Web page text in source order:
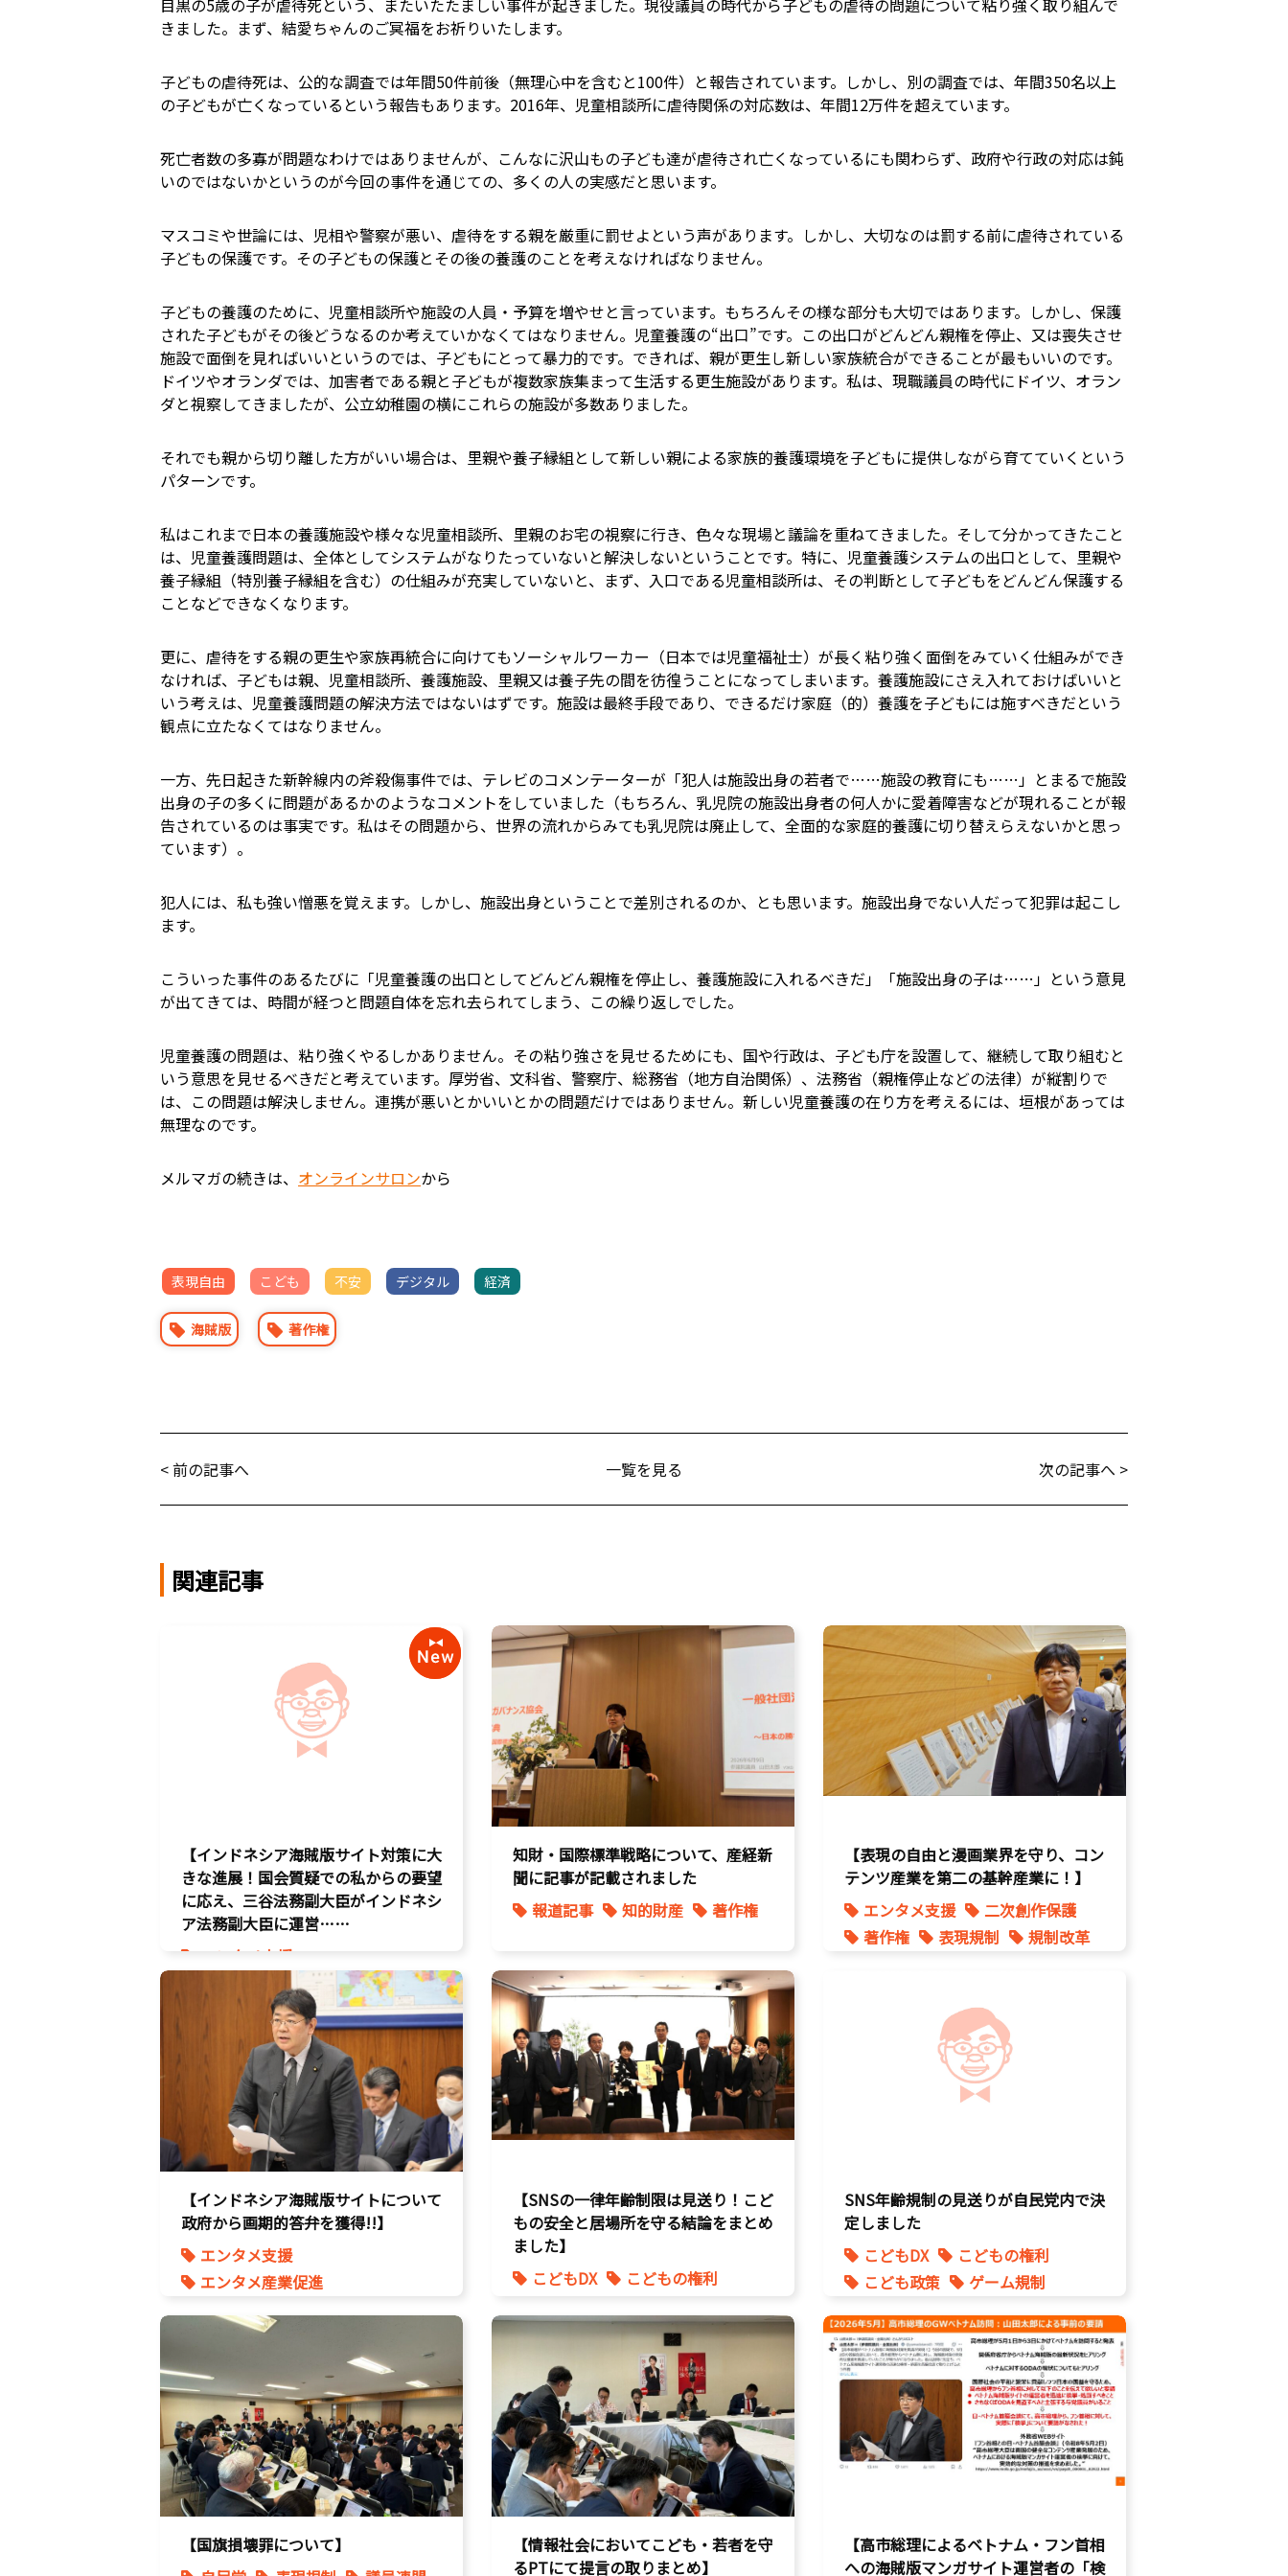
目黒の5歳の子が虐待死という、またいたたましい事件が起きました。現役議員の時代から子どもの虐待の問題について粘り強く取り組んで
きました。まず、結愛ちゃんのご冥福をお祈りいたします。
子どもの虐待死は、公的な調査では年間50件前後（無理心中を含むと100件）と報告されています。しかし、別の調査では、年間350名以上
の子どもが亡くなっているという報告もあります。2016年、児童相談所に虐待関係の対応数は、年間12万件を超えています。
死亡者数の多寡が問題なわけではありませんが、こんなに沢山もの子ども達が虐待され亡くなっているにも関わらず、政府や行政の対応は鈍
いのではないかというのが今回の事件を通じての、多くの人の実感だと思います。
マスコミや世論には、児相や警察が悪い、虐待をする親を厳重に罰せよという声があります。しかし、大切なのは罰する前に虐待されている
子どもの保護です。その子どもの保護とその後の養護のことを考えなければなりません。
子どもの養護のために、児童相談所や施設の人員・予算を増やせと言っています。もちろんその様な部分も大切ではあります。しかし、保護
された子どもがその後どうなるのか考えていかなくてはなりません。児童養護の“出口”です。この出口がどんどん親権を停止、又は喪失させ
施設で面倒を見ればいいというのでは、子どもにとって暴力的です。できれば、親が更生し新しい家族統合ができることが最もいいのです。
ドイツやオランダでは、加害者である親と子どもが複数家族集まって生活する更生施設があります。私は、現職議員の時代にドイツ、オラン
ダと視察してきましたが、公立幼稚園の横にこれらの施設が多数ありました。
それでも親から切り離した方がいい場合は、里親や養子縁組として新しい親による家族的養護環境を子どもに提供しながら育てていくという
パターンです。
私はこれまで日本の養護施設や様々な児童相談所、里親のお宅の視察に行き、色々な現場と議論を重ねてきました。そして分かってきたこと
は、児童養護問題は、全体としてシステムがなりたっていないと解決しないということです。特に、児童養護システムの出口として、里親や
養子縁組（特別養子縁組を含む）の仕組みが充実していないと、まず、入口である児童相談所は、その判断として子どもをどんどん保護する
ことなどできなくなります。
更に、虐待をする親の更生や家族再統合に向けてもソーシャルワーカー（日本では児童福祉士）が長く粘り強く面倒をみていく仕組みができ
なければ、子どもは親、児童相談所、養護施設、里親又は養子先の間を彷徨うことになってしまいます。養護施設にさえ入れておけばいいと
いう考えは、児童養護問題の解決方法ではないはずです。施設は最終手段であり、できるだけ家庭（的）養護を子どもには施すべきだという
観点に立たなくてはなりません。
一方、先日起きた新幹線内の斧殺傷事件では、テレビのコメンテーターが「犯人は施設出身の若者で……施設の教育にも……」とまるで施設
出身の子の多くに問題があるかのようなコメントをしていました（もちろん、乳児院の施設出身者の何人かに愛着障害などが現れることが報
告されているのは事実です。私はその問題から、世界の流れからみても乳児院は廃止して、全面的な家庭的養護に切り替えらえないかと思っ
ています）。
犯人には、私も強い憎悪を覚えます。しかし、施設出身ということで差別されるのか、とも思います。施設出身でない人だって犯罪は起こし
ます。
こういった事件のあるたびに「児童養護の出口としてどんどん親権を停止し、養護施設に入れるべきだ」「施設出身の子は……」という意見
が出てきては、時間が経つと問題自体を忘れ去られてしまう、この繰り返しでした。
児童養護の問題は、粘り強くやるしかありません。その粘り強さを見せるためにも、国や行政は、子ども庁を設置して、継続して取り組むと
いう意思を見せるべきだと考えています。厚労省、文科省、警察庁、総務省（地方自治関係）、法務省（親権停止などの法律）が縦割りで
は、この問題は解決しません。連携が悪いとかいいとかの問題だけではありません。新しい児童養護の在り方を考えるには、垣根があっては
無理なのです。
メルマガの続きは、 オンラインサロンから
表現自由 こども 不安 デジタル 経済
海賊版 著作権
< 前の記事へ 一覧を見る 次の記事へ >
関連記事
【インドネシア海賊版サイト対策に大
きな進展！国会質疑での私からの要望
に応え、三谷法務副大臣がインドネシ
ア法務副大臣に運営……
エンタメ支援
エンタメ産業促進
デジタル著作権
国会質疑
海賊版
知的財産
経済政策
著作権
知財・国際標準戦略について、産経新
聞に記事が記載されました
報道記事
知的財産 著作権
【表現の自由と漫画業界を守り、コン
テンツ産業を第二の基幹産業に！】
エンタメ支援
二次創作保護
著作権
表現規制 規制改革
【インドネシア海賊版サイトについて
政府から画期的答弁を獲得!!】
エンタメ支援
エンタメ産業促進
海賊版
質問主意書
【SNSの一律年齢制限は見送り！こど
もの安全と居場所を守る結論をまとめ
ました】
こどもDX
こどもの権利
SNS年齢規制の見送りが自民党内で決
定しました
こどもDX
こどもの権利
こども政策
ゲーム規制
【国旗損壊罪について】
【情報社会においてこども・若者を守
るPTにて提言の取りまとめ】
【高市総理によるベトナム・フン首相
への海賊版マンガサイト運営者の「検